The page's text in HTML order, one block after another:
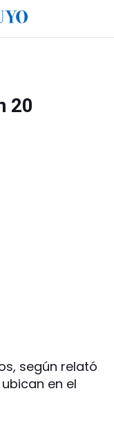
20
según relató
en el